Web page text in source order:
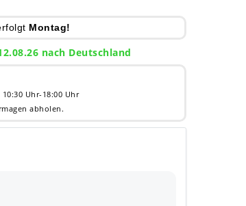
Montag!
nach Deutschland
Uhr-18:00 Uhr
abholen.